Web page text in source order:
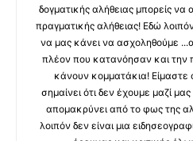
δογματικής αλήθειας μπορείς να
πραγματικής αλήθειας! Εδώ
να μας κάνει να ασχοληθούμε
πλέον που κατανόησαν και την
κάνουν κομματάκια! Είμαστε
σημαίνει ότι δεν έχουμε μαζί
απομακρύνει από το φως της
λοιπόν δεν είναι μια